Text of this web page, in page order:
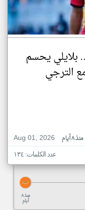
بلايلي يحسم
الترجي
Aug 01, 2026
منذ ٨ أيام
عدد الكلمات: ١٣٤
منذ ٨
أيام